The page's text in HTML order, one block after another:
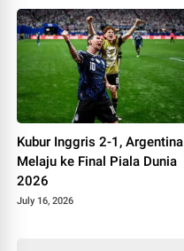
Kubur Inggris 2-1, Argentina
Melaju ke Final Piala Dunia
2026
July 16, 2026